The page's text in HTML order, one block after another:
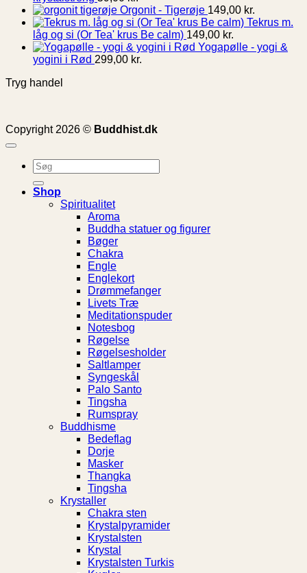
Orgonit - Tigerøje 149,00 kr.
Tekrus m.
låg og si (Or Tea' krus Be calm) 149,00 kr.
Yogapølle - yogi &
yogini i Rød 299,00 kr.
Tryg handel
Copyright 2026 © Buddhist.dk
Søg
efter:
Shop
Spiritualitet
Aroma
Buddha statuer og figurer
Bøger
Chakra
Engle
Englekort
Drømmefanger
Livets Træ
Meditationspuder
Notesbog
Røgelse
Røgelsesholder
Saltlamper
Syngeskål
Palo Santo
Tingsha
Rumspray
Buddhisme
Bedeflag
Dorje
Masker
Thangka
Tingsha
Krystaller
Chakra sten
Krystalpyramider
Krystalsten
Krystal
Krystalsten Turkis